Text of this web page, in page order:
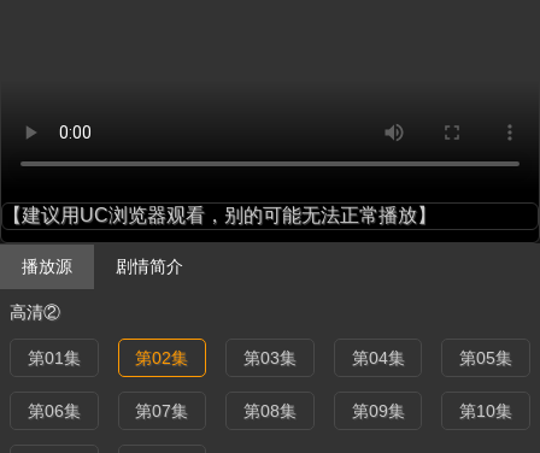
【建议用UC浏览器观看，别的可能无法正常播放】
播放源 剧情简介
高清②
第01集 第02集 第03集 第04集 第05集
第06集 第07集 第08集 第09集 第10集